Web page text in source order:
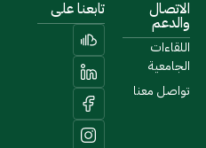
الاتصال
والدعم
اللقاءات
الجامعية
تواصل معنا
تابعنا على